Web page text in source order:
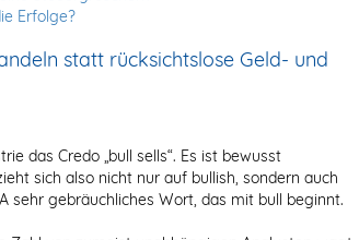
Erfolge?
statt rücksichtslose Geld- und
das Credo „bull sells“. Es ist bewusst
sich also nicht nur auf bullish, sondern auch
sehr gebräuchliches Wort, das mit bull beginnt.